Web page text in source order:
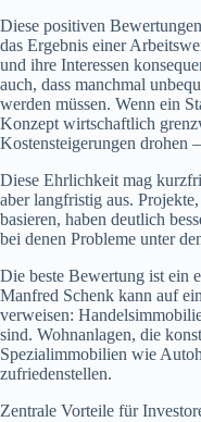
Diese positiven
das Ergebnis einer
und ihre Interessen
auch, dass manchmal
werden müssen. Wenn ein
Konzept wirtschaftlich
Kostensteigerungen drohen
Diese Ehrlichkeit mag
aber langfristig aus.
basieren, haben deutlich
bei denen Probleme unter
Die beste Bewertung ist ein
Manfred Schenk kann auf
verweisen:
sind. Wohnanlagen, die
Spezialimmobilien wie
zufriedenstellen.
Zentrale Vorteile für